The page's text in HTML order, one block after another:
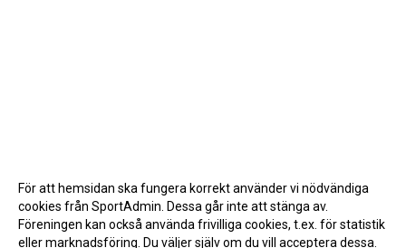
För att hemsidan ska fungera korrekt använder vi nödvändiga
cookies från SportAdmin. Dessa går inte att stänga av.
Föreningen kan också använda frivilliga cookies, t.ex. för statistik
eller marknadsföring. Du väljer själv om du vill acceptera dessa.